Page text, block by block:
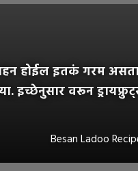
होईल इतकं गरम
इच्छेनुसार वरून
Besan Ladoo